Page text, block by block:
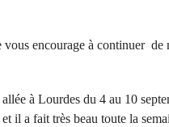
encourage à continuer
à Lourdes du 4 au 10
il a fait très beau toute la